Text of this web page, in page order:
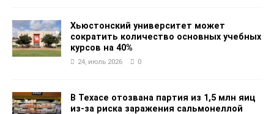
Хьюстонский университет может
сократить количество основных учебных
курсов на 40%
24, июль 2026 0
В Техасе отозвана партия из 1,5 млн яиц
из-за риска заражения сальмонеллой